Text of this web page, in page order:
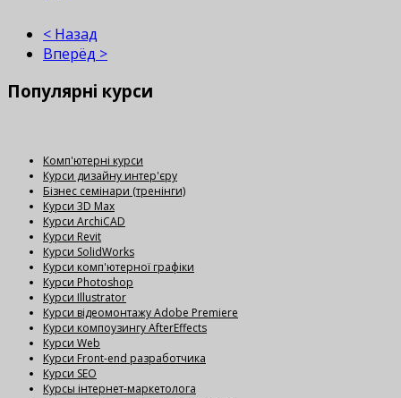
< Назад
Вперёд >
Популярні курси
Комп'ютерні курси
Курси дизайну интер'єру
Бізнес семінари (тренінги)
Курси 3D Max
Курси ArchiCAD
Курси Revit
Курси SolidWorks
Курси комп'ютерної графіки
Курси Photoshop
Курси Illustrator
Курси відеомонтажу Adobe Premiere
Курси компоузингу AfterEffects
Курси Web
Курси Front-end разработчика
Курси SEO
Курсы інтернет-маркетолога